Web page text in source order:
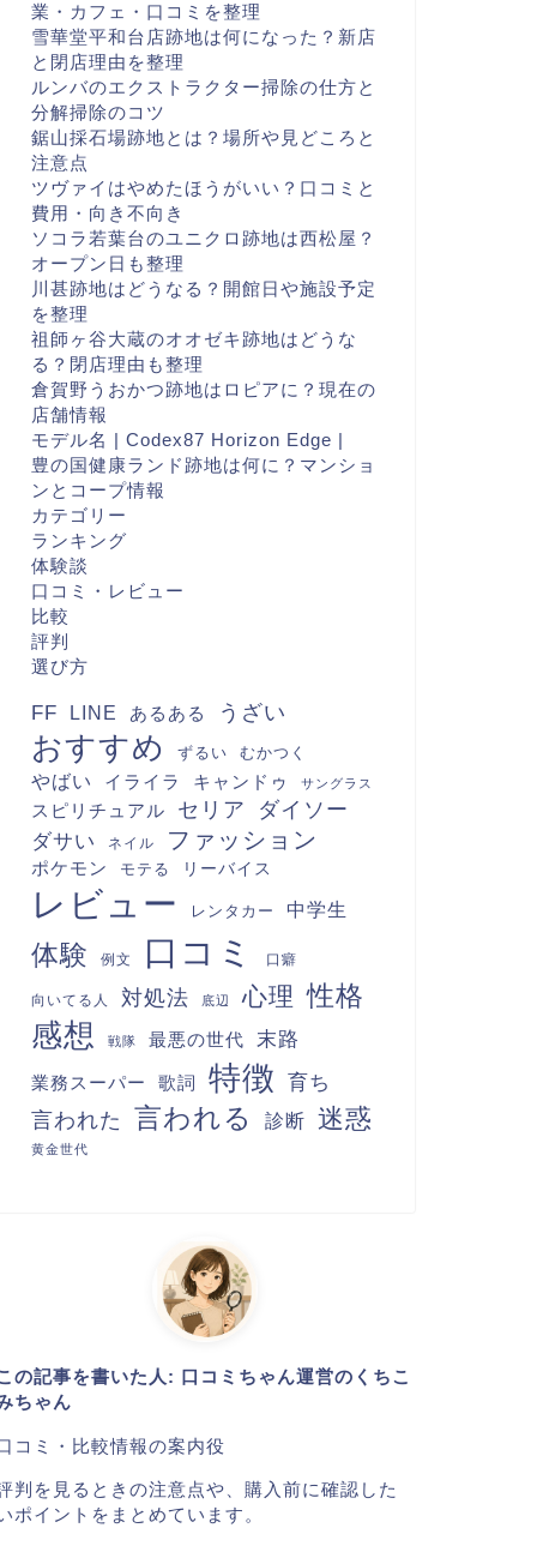
業・カフェ・口コミを整理
雪華堂平和台店跡地は何になった？新店
と閉店理由を整理
ルンバのエクストラクター掃除の仕方と
分解掃除のコツ
鋸山採石場跡地とは？場所や見どころと
注意点
ツヴァイはやめたほうがいい？口コミと
費用・向き不向き
ソコラ若葉台のユニクロ跡地は西松屋？
オープン日も整理
川甚跡地はどうなる？開館日や施設予定
を整理
祖師ヶ谷大蔵のオオゼキ跡地はどうな
る？閉店理由も整理
倉賀野うおかつ跡地はロピアに？現在の
店舗情報
モデル名 | Codex87 Horizon Edge |
豊の国健康ランド跡地は何に？マンショ
ンとコープ情報
カテゴリー
ランキング
体験談
口コミ・レビュー
比較
評判
選び方
FF LINE あるある うざい
おすすめ ずるい むかつく
やばい イライラ キャンドゥ サングラス
スピリチュアル セリア
ダイソー
ダサい
ネイル ファッション
ポケモン モテる リーバイス
レビュー レンタカー 中学生
体験 例文 口コミ 口癖
向いてる人 対処法 底辺 心理 性格
感想 戦隊 最悪の世代 末路
業務スーパー 歌詞 特徴 育ち
言われた 言われる 診断 迷惑
黄金世代
の記事を書いた人: 口コミちゃん運営のくちこ
ちゃん
コミ・比較情報の案内役
判を見るときの注意点や、購入前に確認した
ポイントをまとめています。